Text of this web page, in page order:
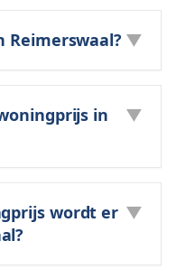
Reimerswaal? ▼
in
▼
wordt er ▼